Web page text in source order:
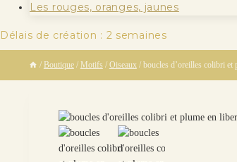
Les rouges, oranges, jaunes
Délais de création : 2 semaines
/ Boutique / Motifs / Oiseaux / boucles d’oreilles colibri et